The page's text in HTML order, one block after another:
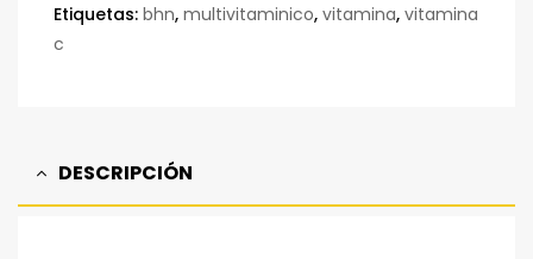
Etiquetas: bhn, multivitaminico, vitamina, vitamina
c
DESCRIPCIÓN